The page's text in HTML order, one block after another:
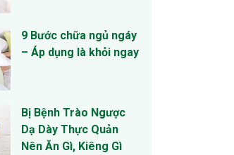
9 Bước chữa ngủ ngáy
– Áp dụng là khỏi ngay
Bị Bệnh Trào Ngược
Dạ Dày Thực Quản
Nên Ăn Gì, Kiêng Gì